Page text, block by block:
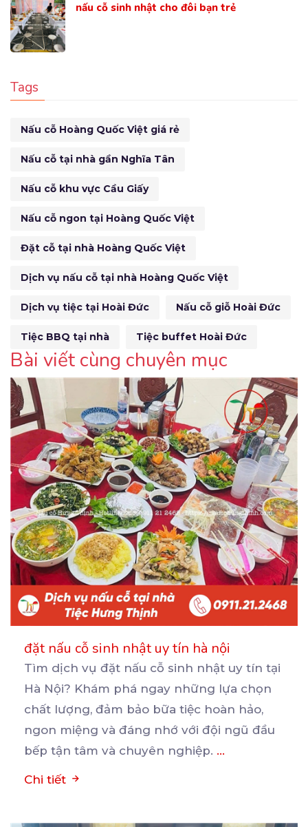
nấu cỗ sinh nhật cho đôi bạn trẻ
Tags
Nấu cỗ Hoàng Quốc Việt giá rẻ
Nấu cỗ tại nhà gần Nghĩa Tân
Nấu cỗ khu vực Cầu Giấy
Nấu cỗ ngon tại Hoàng Quốc Việt
Đặt cỗ tại nhà Hoàng Quốc Việt
Dịch vụ nấu cỗ tại nhà Hoàng Quốc Việt
Dịch vụ tiệc tại Hoài Đức Nấu cỗ giỗ Hoài Đức
Tiệc BBQ tại nhà Tiệc buffet Hoài Đức
Bài viết cùng chuyên mục
đặt nấu cỗ sinh nhật uy tín hà nội
Tìm dịch vụ đặt nấu cỗ sinh nhật uy tín tại
Hà Nội? Khám phá ngay những lựa chọn
chất lượng, đảm bảo bữa tiệc hoàn hảo,
ngon miệng và đáng nhớ với đội ngũ đầu
bếp tận tâm và chuyên nghiệp. ...
Chi tiết